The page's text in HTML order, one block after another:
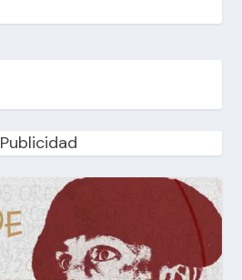
Publicidad